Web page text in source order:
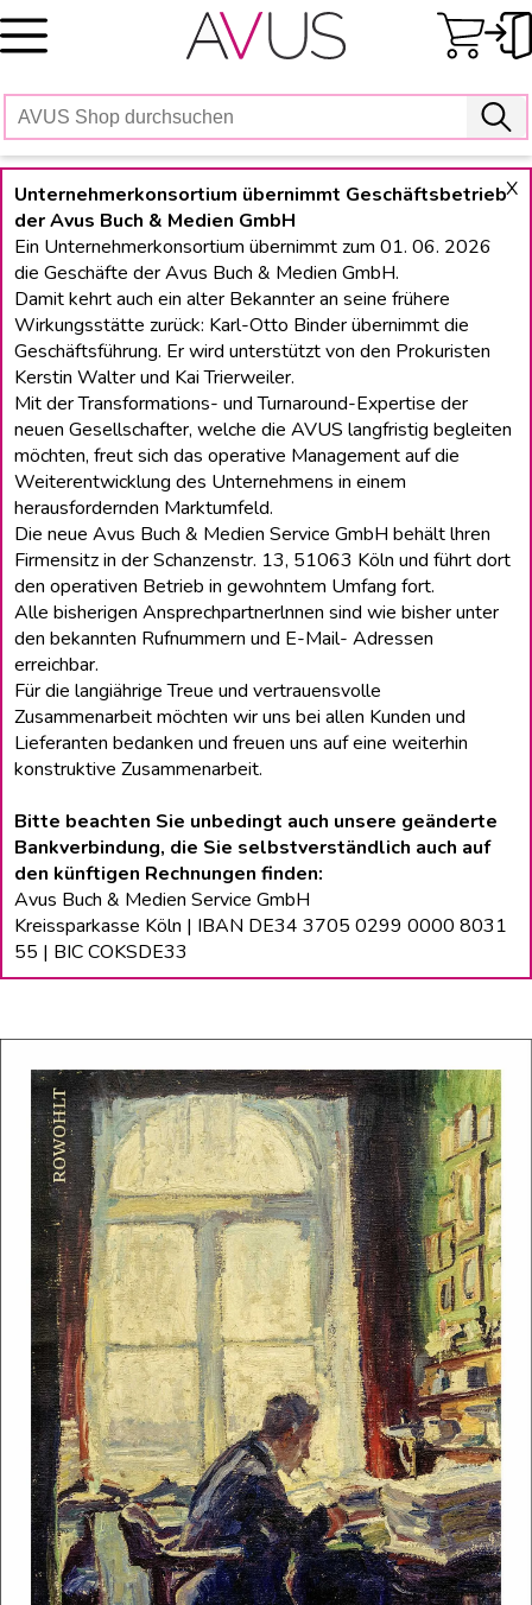
Skip
to
X
Unternehmerkonsortium übernimmt Geschäftsbetrieb
der Avus Buch & Medien GmbH
Ein Unternehmerkonsortium übernimmt zum 01. 06. 2026
die Geschäfte der Avus Buch & Medien GmbH.
Damit kehrt auch ein alter Bekannter an seine frühere
Wirkungsstätte zurück: Karl-Otto Binder übernimmt die
Geschäftsführung. Er wird unterstützt von den Prokuristen
Kerstin Walter und Kai Trierweiler.
Mit der Transformations- und Turnaround-Expertise der
neuen Gesellschafter, welche die AVUS langfristig begleiten
möchten, freut sich das operative Management auf die
Weiterentwicklung des Unternehmens in einem
herausfordernden Marktumfeld.
Die neue Avus Buch & Medien Service GmbH behält lhren
Firmensitz in der Schanzenstr. 13, 51063 Köln und führt dort
den operativen Betrieb in gewohntem Umfang fort.
Alle bisherigen Ansprechpartnerlnnen sind wie bisher unter
den bekannten Rufnummern und E-Mail- Adressen
erreichbar.
Für die langiährige Treue und vertrauensvolle
Zusammenarbeit möchten wir uns bei allen Kunden und
Lieferanten bedanken und freuen uns auf eine weiterhin
konstruktive Zusammenarbeit.
Bitte beachten Sie unbedingt auch unsere geänderte
Bankverbindung, die Sie selbstverständlich auch auf
den künftigen Rechnungen finden:
Avus Buch & Medien Service GmbH
Kreissparkasse Köln | IBAN DE34 3705 0299 0000 8031
55 | BIC COKSDE33